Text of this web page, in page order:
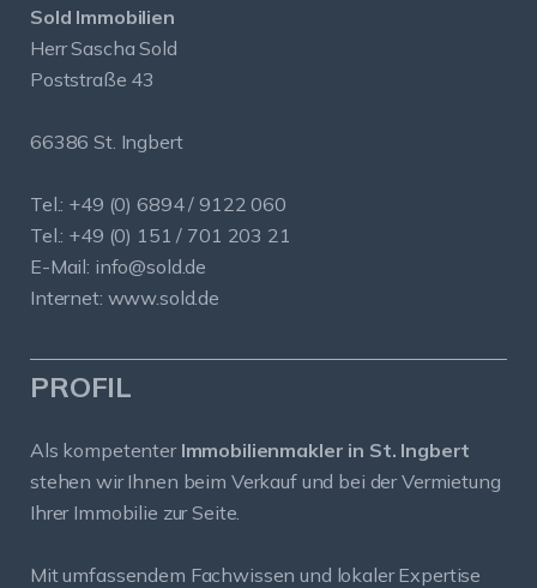
Sold Immobilien
Herr Sascha Sold
Poststraße 43
66386 St. Ingbert
Tel.: +49 (0) 6894 / 9122 060
Tel.: +49 (0) 151 / 701 203 21
E-Mail: info@sold.de
Internet: www.sold.de
PROFIL
Als kompetenter Immobilienmakler in St. Ingbert
stehen wir Ihnen beim Verkauf und bei der Vermietung
Ihrer Immobilie zur Seite.
Mit umfassendem Fachwissen und lokaler Expertise